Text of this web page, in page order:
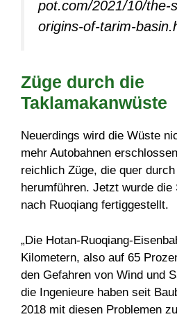
pot.com/2021/10/the-
origins-of-tarim-
Züge durch die
Taklamakanwüste
Neuerdings wird die Wüste
mehr Autobahnen
reichlich Züge, die quer
herumführen. Jetzt wurde
nach Ruoqiang fertiggestellt.
„Die Hotan-Ruoqiang-
Kilometern, also auf 65
den Gefahren von Wind und
die Ingenieure haben seit
2018 mit diesen Problemen